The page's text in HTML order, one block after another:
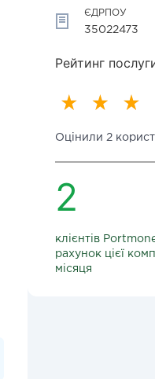
ЄДРПОУ
35022473
Рейтинг
Оцінили 2
2
клієнтів
рахунок цієї
місяця